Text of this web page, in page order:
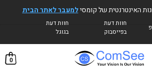
0
האינטרנטית של קומסילמעבר לאתר הבית
חוות דעת
בפייסבוק
חוות דעת
בגוגל